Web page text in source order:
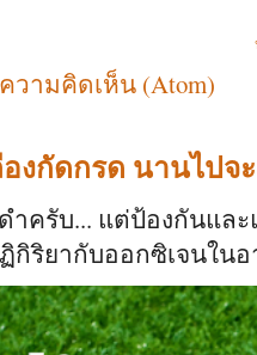
วามคิดเห็น (Atom)
งกัดกรด นานไปจ
ำครับ... แต่ป้องกันแล
กิริยากับออกซิเจนใน